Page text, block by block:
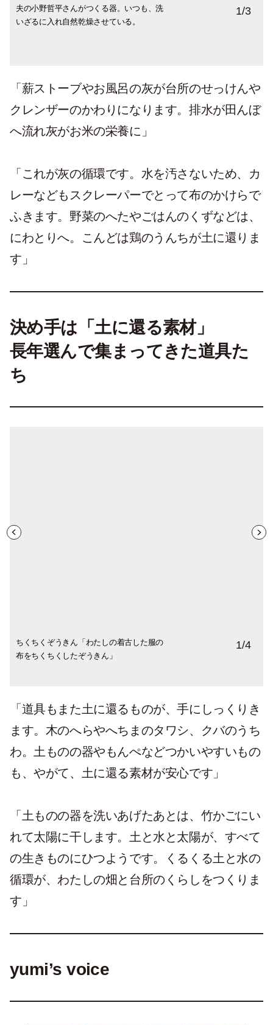
夫の小野哲平さんがつくる器。いつも、洗
いざるに入れ自然乾燥させている。
上から時計回りに、育てたへちまでつくっ
たタワシ、亀の子たわし、スクレーパー、
薪のお風呂の灰は、クレンザーや肥料にも
なって、自然に還ってくれる。
1/3
「薪ストーブやお風呂の灰が台所のせっけんや
クレンザーのかわりになります。排水が田んぼ
へ流れ灰がお米の栄養に」
「これが灰の循環です。水を汚さないため、カ
レーなどもスクレーパーでとって布のかけらで
ふきます。野菜のへたやごはんのくずなどは、
にわとりへ。こんどは鶏のうんちが土に還りま
す」
決め手は「土に還る素材」
長年選んで集まってきた道具た
ち
ちくちくぞうきん「わたしの着古した服の
布をちくちくしたぞうきん」
手づくりの木のさじ「テッペイの父、セツ
ローさんの手仕事とタイの山岳少数民族の
床が食卓になるパッカマー「タイ人が頭や
腰に巻いたり、赤ちゃんを抱っこしたり、
ユミさん手作りの畑もんぺ「スカートのし
たにもんぺの重ねばきをするのは、虫や蛇
1/4
「道具もまた土に還るものが、手にしっくりき
ます。木のへらやへちまのタワシ、クバのうち
わ。土ものの器やもんぺなどつかいやすいもの
も、やがて、土に還る素材が安心です」
「土ものの器を洗いあげたあとは、竹かごにい
れて太陽に干します。土と水と太陽が、すべて
の生きものにひつようです。くるくる土と水の
循環が、わたしの畑と台所のくらしをつくりま
す」
yumi’s voice